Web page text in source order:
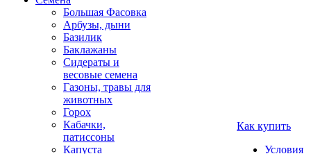
Большая Фасовка
Арбузы, дыни
Базилик
Баклажаны
Сидераты и
весовые семена
Газоны, травы для
животных
Горох
Кабачки,
патиссоны
Капуста
Как купить
Условия